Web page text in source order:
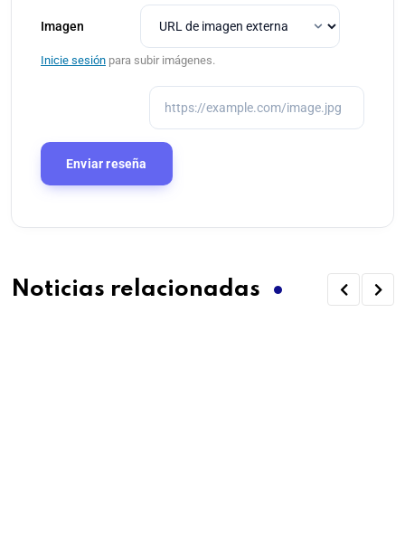
Imagen
Inicie sesión para subir imágenes.
Noticias relacionadas